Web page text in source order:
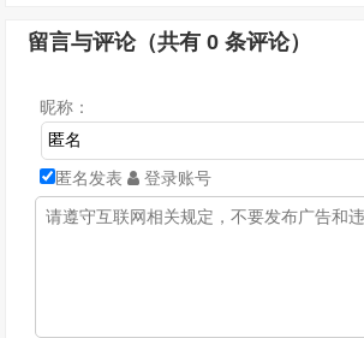
留言与评论（共有0 条评论）
昵称：
匿名发表 登录账号